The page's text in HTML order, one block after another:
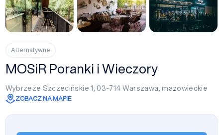
Alternatywne
MOSiR Poranki i Wieczory
Wybrzeże Szczecińskie 1, 03-714 Warszawa,mazowieckie
ZOBACZ NA MAPIE